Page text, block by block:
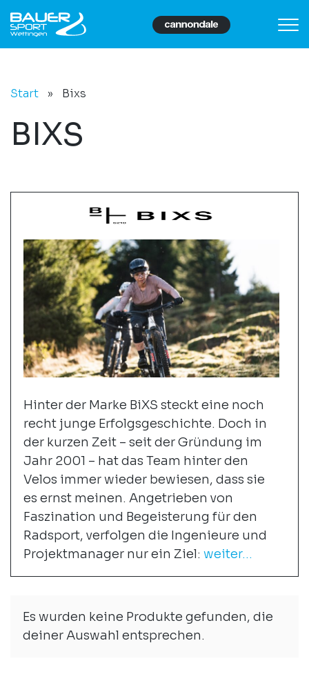
Start » Bixs
BIXS
Hinter der Marke BiXS steckt eine noch
recht junge Erfolgsgeschichte. Doch in
der kurzen Zeit – seit der Gründung im
Jahr 2001 – hat das Team hinter den
Velos immer wieder bewiesen, dass sie
es ernst meinen. Angetrieben von
Faszination und Begeisterung für den
Radsport, verfolgen die Ingenieure und
Projektmanager nur ein Ziel: weiter...
Es wurden keine Produkte gefunden, die
deiner Auswahl entsprechen.